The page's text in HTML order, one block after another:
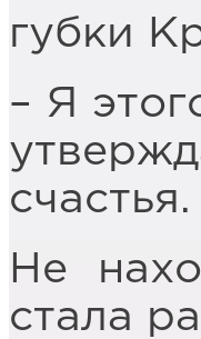
губки
– Я
счастья.
Не
стала